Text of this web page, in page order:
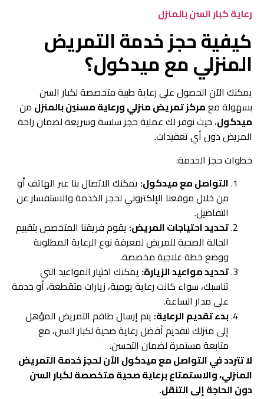
رعاية كبار السن بالمنزل
كيفية حجز خدمة التمريض
المنزلي مع ميدكول؟
يمكنك الآن الحصول على رعاية طبية متخصصة لكبار السن
بسهولة معمركز تمريض منزلي ورعاية مسنين بالمنزل من
ميدكول، حيث نوفر لك عملية حجز سلسة وسريعة لضمان راحة
المريض دون أي تعقيدات.
خطوات حجز الخدمة:
التواصل مع ميدكول: يمكنك الاتصال بنا عبر الهاتف أو
من خلال موقعنا الإلكتروني لحجز الخدمة والاستفسار عن
التفاصيل.
تحديد احتياجات المريض: يقوم فريقنا المتخصص بتقييم
الحالة الصحية للمريض لمعرفة نوع الرعاية المطلوبة
ووضع خطة علاجية مخصصة.
تحديد مواعيد الزيارة: يمكنك اختيار المواعيد التي
تناسبك، سواء كانت رعاية يومية، زيارات متقطعة، أو خدمة
على مدار الساعة.
بدء تقديم الرعاية: يتم إرسال طاقم التمريض المؤهل
إلى منزلك لتقديم أفضل رعاية صحية لكبار السن، مع
متابعة مستمرة لضمان التحسن.
لا تتردد في التواصل مع ميدكول الآن لحجز خدمة التمريض
المنزلي، والاستمتاع برعاية صحية متخصصة لكبار السن
دون الحاجة إلى التنقل.